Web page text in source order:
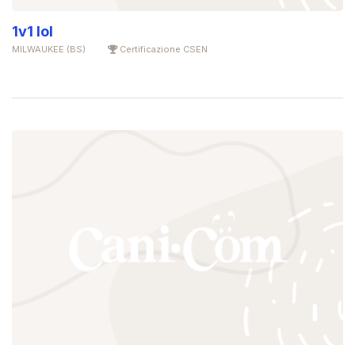
1v1 lol
MILWAUKEE (BS) Certificazione CSEN